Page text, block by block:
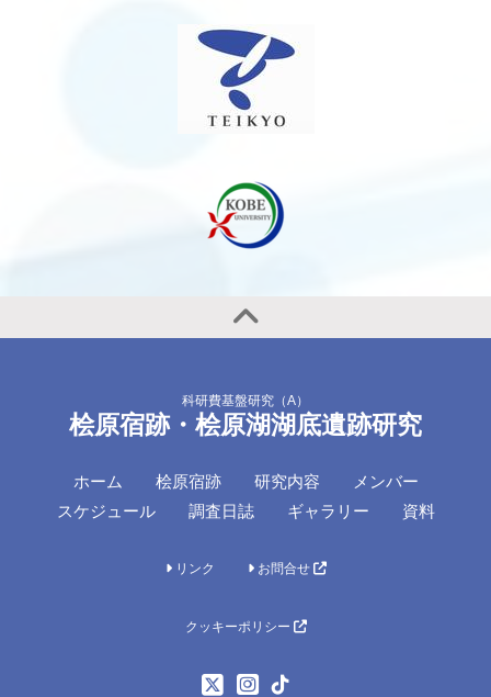
科研費基盤研究（A）
桧原宿跡・桧原湖湖底遺跡研究
ホーム 桧原宿跡 研究内容
メンバー
スケジュール
調査日誌 ギャラリー 資料
リンク お問合せ
クッキーポリシー